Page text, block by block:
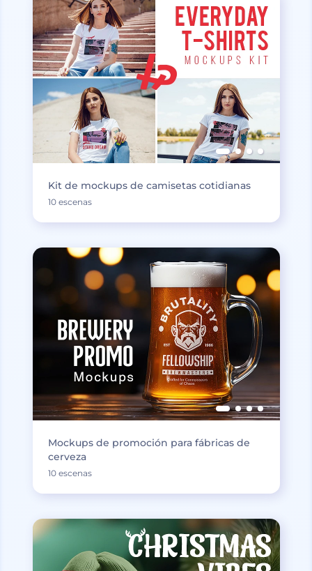
Kit de mockups de camisetas cotidianas
10 escenas
Mockups de promoción para fábricas de
cerveza
10 escenas